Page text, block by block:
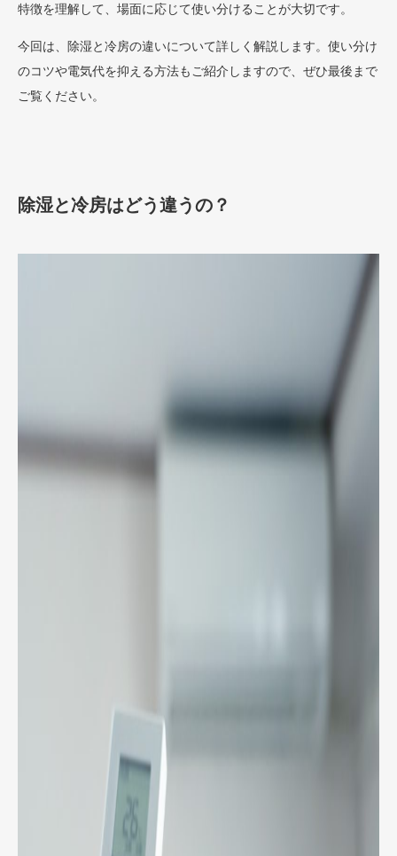
特徴を理解して、場面に応じて使い分けることが大切です。
今回は、除湿と冷房の違いについて詳しく解説します。使い分け
のコツや電気代を抑える方法もご紹介しますので、ぜひ最後まで
ご覧ください。
除湿と冷房はどう違うの？